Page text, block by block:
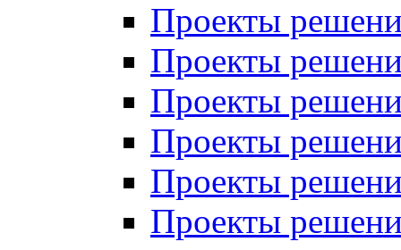
Проекты
Проекты
Проекты
Проекты
Проекты
Проекты